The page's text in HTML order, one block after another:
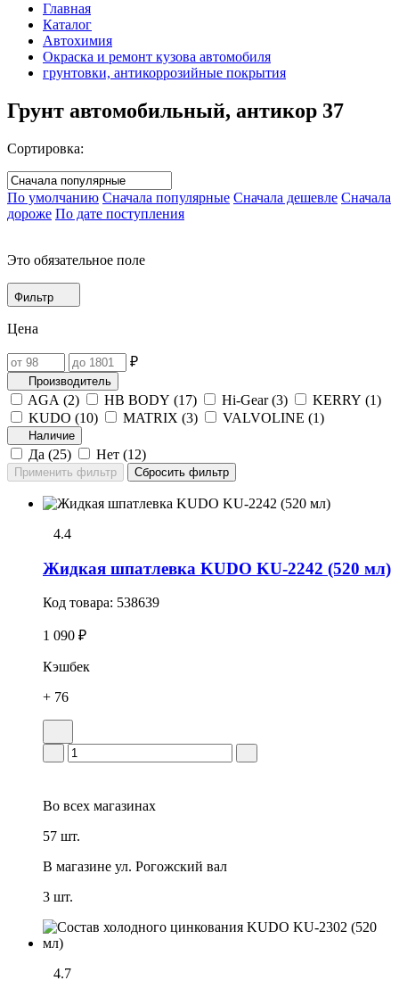
Главная
Каталог
Автохимия
Окраска и ремонт кузова автомобиля
грунтовки, антикоррозийные покрытия
Грунт автомобильный, антикор 37
Сортировка:
По умолчанию Сначала популярные Сначала дешевле Сначала
дороже По дате поступления
Это обязательное поле
Фильтр
Цена
₽
Производитель
AGA (2) HB BODY (17) Hi-Gear (3) KERRY (1)
KUDO (10) MATRIX (3) VALVOLINE (1)
Наличие
Да (25) Нет (12)
4.4
Жидкая шпатлевка KUDO KU-2242 (520 мл)
Код товара: 538639
1 090 ₽
Кэшбек
+ 76
Во всех магазинах
57 шт.
В магазине ул. Рогожский вал
3 шт.
4.7